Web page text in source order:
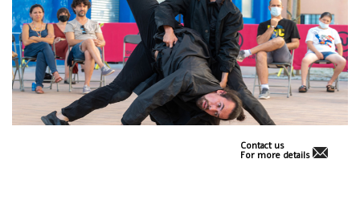
Contact us
For more details